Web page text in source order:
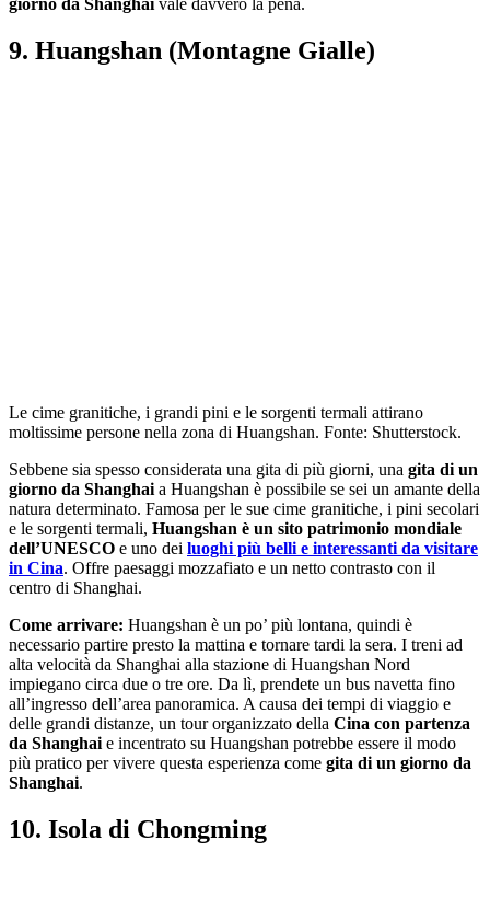
giorno da Shanghaivale davvero la pena.
9. Huangshan (Montagne Gialle)
Le cime granitiche, i grandi pini e le sorgenti termali attirano
moltissime persone nella zona di Huangshan. Fonte: Shutterstock.
Sebbene sia spesso considerata una gita di più giorni, una gita di un
giorno da Shanghai a Huangshan è possibile se sei un amante della
natura determinato. Famosa per le sue cime granitiche, i pini secolari
e le sorgenti termali, Huangshan è un sito patrimonio mondiale
dell’UNESCO e uno dei luoghi più belli e interessanti da visitare
in Cina. Offre paesaggi mozzafiato e un netto contrasto con il
centro di Shanghai.
Come arrivare: Huangshan è un po’ più lontana, quindi è
necessario partire presto la mattina e tornare tardi la sera. I treni ad
alta velocità da Shanghai alla stazione di Huangshan Nord
impiegano circa due o tre ore. Da lì, prendete un bus navetta fino
all’ingresso dell’area panoramica. A causa dei tempi di viaggio e
delle grandi distanze, un tour organizzato della Cina con partenza
da Shanghai e incentrato su Huangshan potrebbe essere il modo
più pratico per vivere questa esperienza come gita di un giorno da
Shanghai.
10. Isola di Chongming